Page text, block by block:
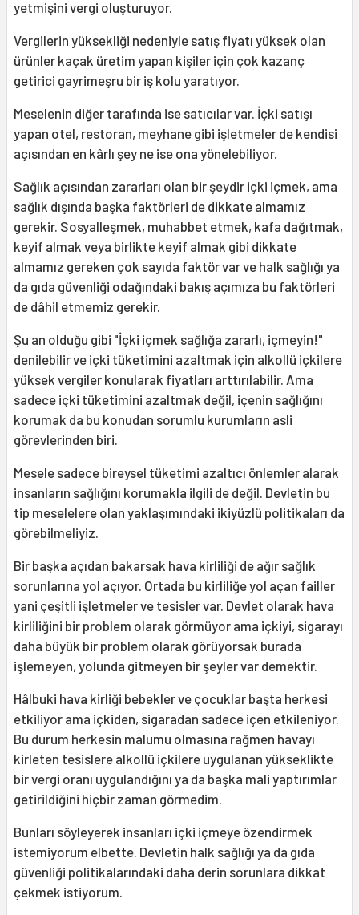
yetmişini vergi oluşturuyor.
Vergilerin yüksekliği nedeniyle satış fiyatı yüksek olan
ürünler kaçak üretim yapan kişiler için çok kazanç
getirici gayrimeşru bir iş kolu yaratıyor.
Meselenin diğer tarafında ise satıcılar var. İçki satışı
yapan otel, restoran, meyhane gibi işletmeler de kendisi
açısından en kârlı şey ne ise ona yönelebiliyor.
Sağlık açısından zararları olan bir şeydir içki içmek, ama
sağlık dışında başka faktörleri de dikkate almamız
gerekir. Sosyalleşmek, muhabbet etmek, kafa dağıtmak,
keyif almak veya birlikte keyif almak gibi dikkate
almamız gereken çok sayıda faktör var ve halk sağlığı ya
da gıda güvenliği odağındaki bakış açımıza bu faktörleri
de dâhil etmemiz gerekir.
Şu an olduğu gibi "İçki içmek sağlığa zararlı, içmeyin!"
denilebilir ve içki tüketimini azaltmak için alkollü içkilere
yüksek vergiler konularak fiyatları arttırılabilir. Ama
sadece içki tüketimini azaltmak değil, içenin sağlığını
korumak da bu konudan sorumlu kurumların asli
görevlerinden biri.
Mesele sadece bireysel tüketimi azaltıcı önlemler alarak
insanların sağlığını korumakla ilgili de değil. Devletin bu
tip meselelere olan yaklaşımındaki ikiyüzlü politikaları da
görebilmeliyiz.
Bir başka açıdan bakarsak hava kirliliği de ağır sağlık
sorunlarına yol açıyor. Ortada bu kirliliğe yol açan failler
yani çeşitli işletmeler ve tesisler var. Devlet olarak hava
kirliliğini bir problem olarak görmüyor ama içkiyi, sigarayı
daha büyük bir problem olarak görüyorsak burada
işlemeyen, yolunda gitmeyen bir şeyler var demektir.
Hâlbuki hava kirliği bebekler ve çocuklar başta herkesi
etkiliyor ama içkiden, sigaradan sadece içen etkileniyor.
Bu durum herkesin malumu olmasına rağmen havayı
kirleten tesislere alkollü içkilere uygulanan yükseklikte
bir vergi oranı uygulandığını ya da başka mali yaptırımlar
getirildiğini hiçbir zaman görmedim.
Bunları söyleyerek insanları içki içmeye özendirmek
istemiyorum elbette. Devletin halk sağlığı ya da gıda
güvenliği politikalarındaki daha derin sorunlara dikkat
çekmek istiyorum.